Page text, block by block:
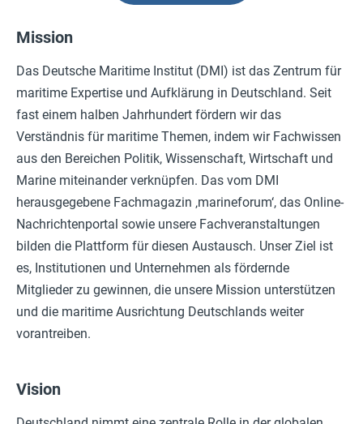
Mission
Das Deutsche Maritime Institut (DMI) ist das Zentrum für
maritime Expertise und Aufklärung in Deutschland. Seit
fast einem halben Jahrhundert fördern wir das
Verständnis für maritime Themen, indem wir Fachwissen
aus den Bereichen Politik, Wissenschaft, Wirtschaft und
Marine miteinander verknüpfen. Das vom DMI
herausgegebene Fachmagazin ‚marineforum‘, das Online-
Nachrichtenportal sowie unsere Fachveranstaltungen
bilden die Plattform für diesen Austausch. Unser Ziel ist
es, Institutionen und Unternehmen als fördernde
Mitglieder zu gewinnen, die unsere Mission unterstützen
und die maritime Ausrichtung Deutschlands weiter
vorantreiben.
Vision